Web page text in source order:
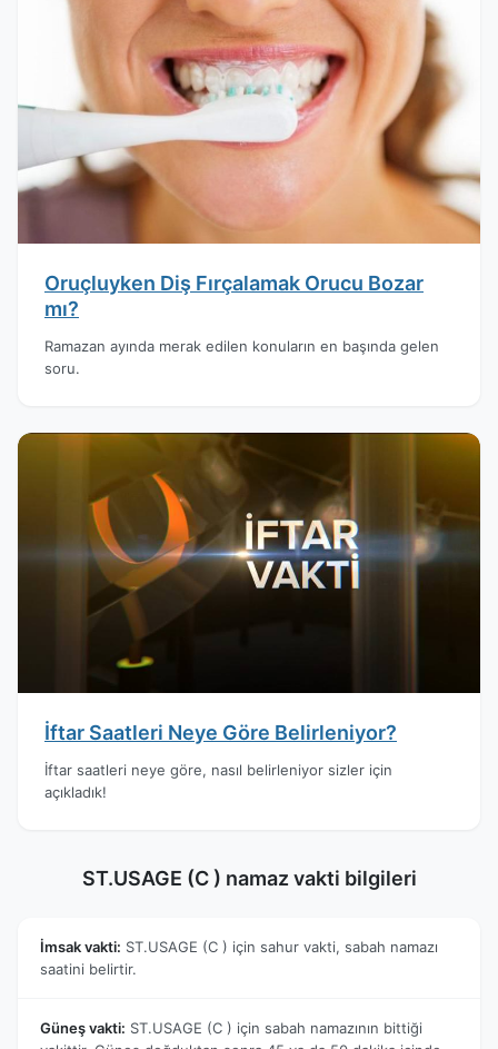
Oruçluyken Diş Fırçalamak Orucu Bozar
mı?
Ramazan ayında merak edilen konuların en başında gelen
soru.
İftar Saatleri Neye Göre Belirleniyor?
İftar saatleri neye göre, nasıl belirleniyor sizler için
açıkladık!
ST.USAGE (C ) namaz vakti bilgileri
İmsak vakti: ST.USAGE (C ) için sahur vakti, sabah namazı
saatini belirtir.
Güneş vakti: ST.USAGE (C ) için sabah namazının bittiği